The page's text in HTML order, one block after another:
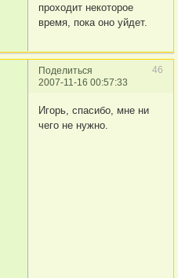
проходит некоторое
время, пока оно уйдет.
Поделиться
46
2007-11-16 00:57:33
Игорь, спасибо, мне ни
чего не нужно.